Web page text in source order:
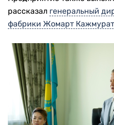
рассказал генеральный
фабрики Жомарт